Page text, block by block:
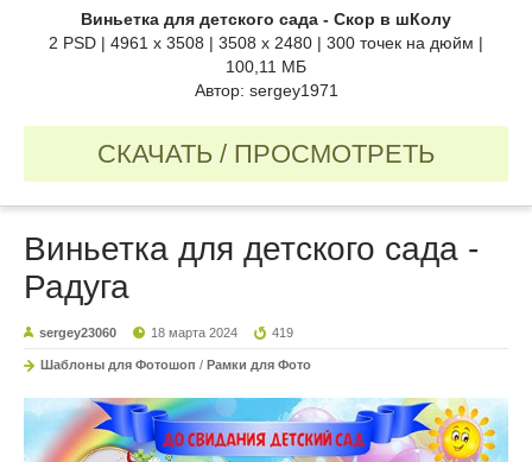
Виньетка для детского сада - Скор в шКолу
2 PSD | 4961 x 3508 | 3508 x 2480 | 300 точек на дюйм |
100,11 МБ
Автор: sergey1971
СКАЧАТЬ / ПРОСМОТРЕТЬ
Виньетка для детского сада -
Радуга
sergey23060 18 марта 2024 419
Шаблоны для Фотошоп / Рамки для Фото